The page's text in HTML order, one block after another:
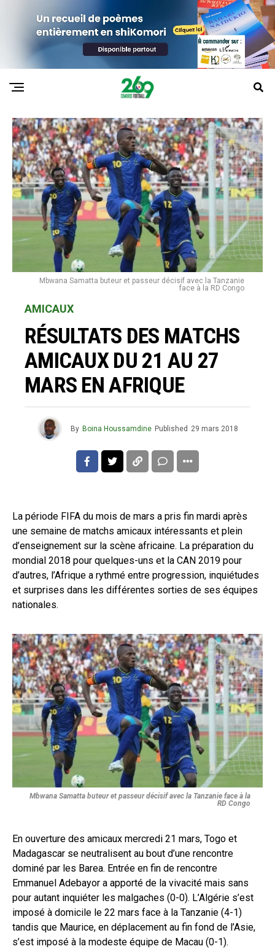
Mbwana Samatta buteur et passeur décisif avec la Tanzanie
face à la RD Congo
AMICAUX
RÉSULTATS DES MATCHS
AMICAUX DU 21 AU 27
MARS EN AFRIQUE
By Boina Houssamdine Published 29 mars 2018
La période FIFA du mois de mars a pris fin mardi après
une semaine de matchs amicaux intéressants et plein
d’enseignement sur la scène africaine. La préparation du
mondial 2018 pour quelques-uns et la CAN 2019 pour
d’autres, l’Afrique a rythmé entre progression, inquiétudes
et surprises dans les différentes sorties de ses équipes
nationales.
Mbwana Samatta buteur et passeur décisif avec la Tanzanie face à la
RD Congo
En ouverture des amicaux mercredi 21 mars, Togo et
Madagascar se neutralisent au bout d’une rencontre
dominé par les Barea. Entrée en fin de rencontre
Emmanuel Adebayor a apporté de la vivacité mais sans
pour autant inquiéter les malgaches (0-0). L’Algérie s’est
imposé à domicile le 22 mars face à la Tanzanie (4-1)
tandis que Maurice, en déplacement au fin fond de l’Asie,
s’est imposé à la modeste équipe de Macau (0-1).